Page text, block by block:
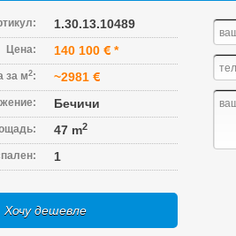
1.30.13.10489
Цена: 140 100 *
за м2: ~2981
Бечичи
47 m2
1
Хочу дешевле